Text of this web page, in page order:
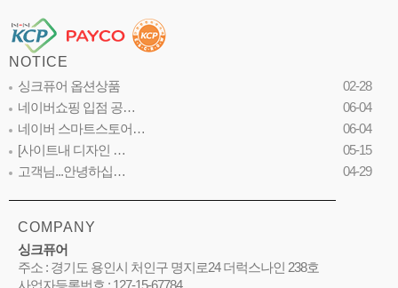
NOTICE
싱크퓨어 옵션상품
02-28
네이버쇼핑 입점 공…
06-04
네이버 스마트스토어…
06-04
[사이트내 디자인 …
05-15
고객님...안녕하십…
04-29
COMPANY
싱크퓨어
주소 : 경기도 용인시 처인구 명지로24 더럭스나인 238호
사업자등록번호 : 127-15-67784